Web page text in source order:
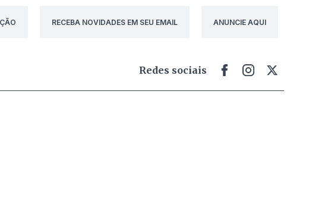
RECEBA NOVIDADES EM SEU EMAIL ANUNCIE AQUI
Redes sociais